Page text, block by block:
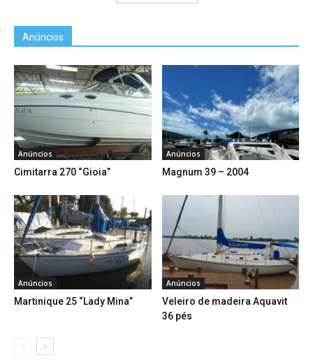
Anúncios
Anúncios
Cimitarra 270 “Gioia”
Anúncios
Magnum 39 – 2004
Anúncios
Martinique 25 “Lady Mina”
Anúncios
Veleiro de madeira Aquavit
36 pés